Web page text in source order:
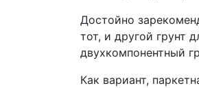
Достойно
тот, и другой грунт
двухкомпонентный
Как вариант,